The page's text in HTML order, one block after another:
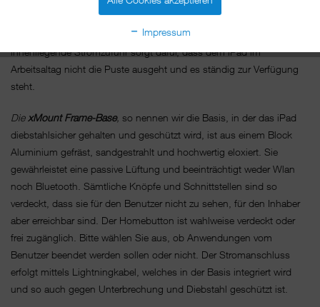
dass das iPad bleibt, wo es ist und sichert mit dem wahlweise
verdeckten Homebutton den Ablauf der Präsentation. Die
innenliegende Stromzufuhr sorgt dafür, dass dem iPad im
Arbeitsaltag nicht die Puste ausgeht und es ständig zur Verfügung
steht.
Die xMount Frame-Base, so nennen wir die Basis, in der das iPad
diebstahlsicher gehalten und geschützt wird, ist aus einem Block
Aluminium gefräst, sandgestrahlt und hochwertig eloxiert. Sie
gewährleistet eine passive Lüftung und beeinträchtigt weder Wlan
noch Bluetooth. Sämtliche Knöpfe und Schnittstellen sind so
verdeckt, dass sie für den Benutzer nicht zu sehen, für den Inhaber
aber erreichbar sind. Der Homebutton ist wahlweise verdeckt oder
frei zugänglich. Bitte wählen Sie aus, ob Anwendungen vom
Benutzer beendet werden sollen oder nicht. Der Stromanschluss
erfolgt mittels Lightningkabel, welches in der Basis integriert wird
und so auch gegen Unterbrechung und Diebstahl geschützt ist.
Impressum